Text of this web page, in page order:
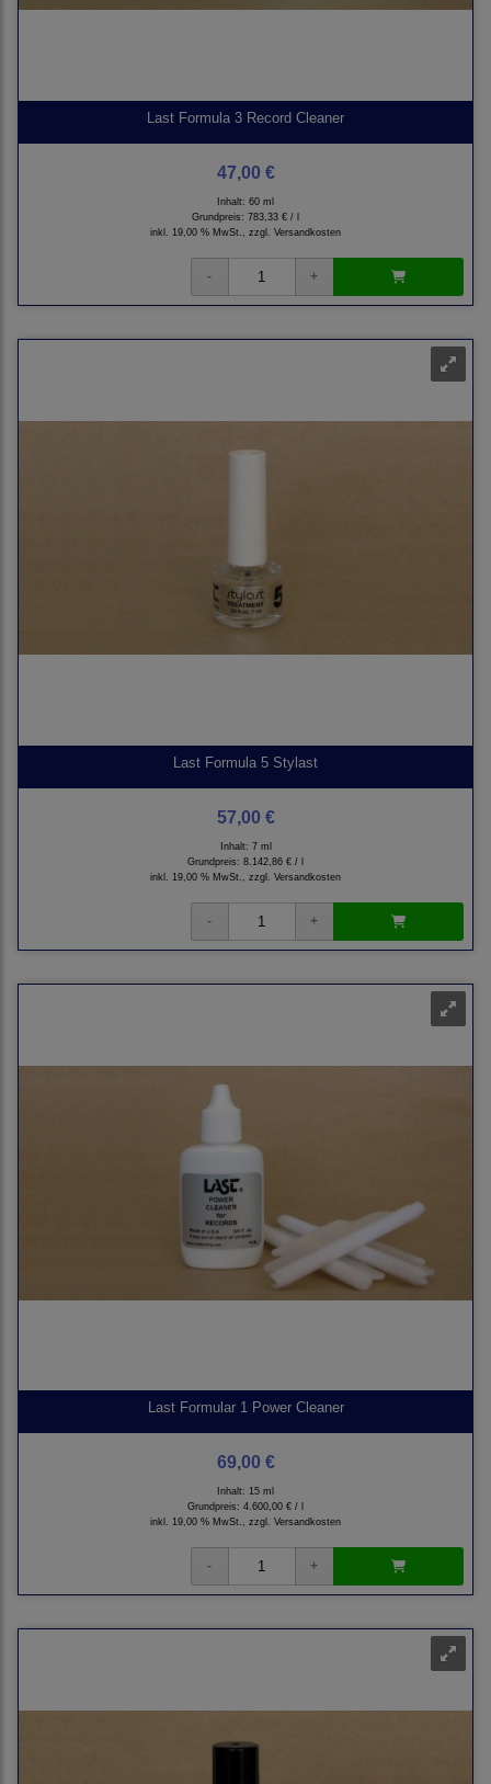
Last Formula 3 Record Cleaner
47,00 €
Inhalt: 60 ml
Grundpreis: 783,33 € / l
inkl. 19,00 % MwSt., zzgl. Versandkosten
Last Formula 5 Stylast
57,00 €
Inhalt: 7 ml
Grundpreis: 8.142,86 € / l
inkl. 19,00 % MwSt., zzgl. Versandkosten
Last Formular 1 Power Cleaner
69,00 €
Inhalt: 15 ml
Grundpreis: 4.600,00 € / l
inkl. 19,00 % MwSt., zzgl. Versandkosten